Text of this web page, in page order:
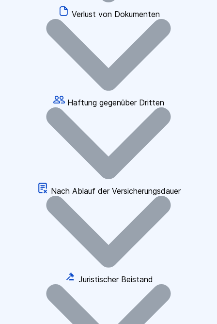
Verlust von Dokumenten
Haftung gegenüber Dritten
Nach Ablauf der Versicherungsdauer
Juristischer Beistand